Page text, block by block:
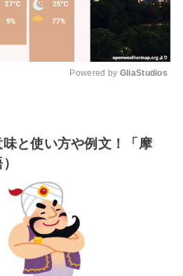
Powered by GliaStudios
味と使い方や例文！「摩